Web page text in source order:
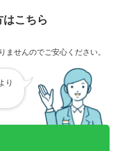
はこちら
せんのでご安心ください。
り